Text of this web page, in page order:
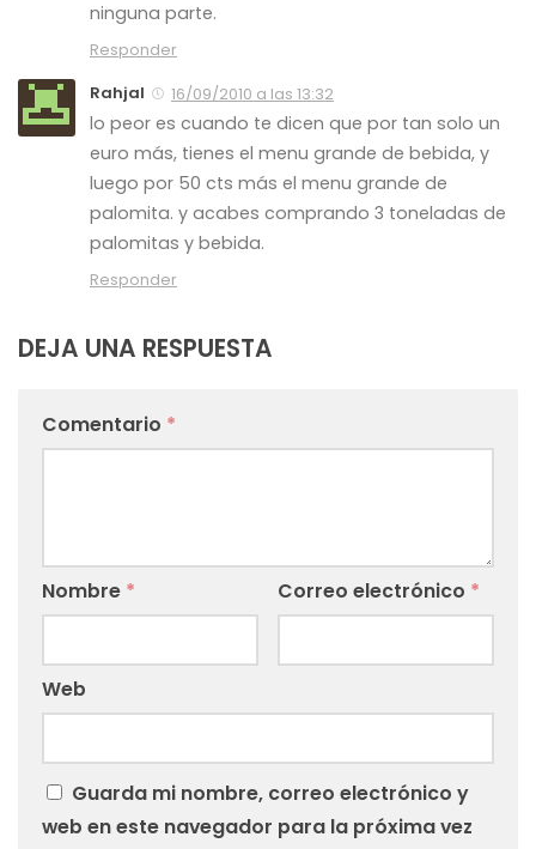
ninguna parte.
Responder
Rahjal
16/09/2010 a las 13:32
lo peor es cuando te dicen que por tan solo un
euro más, tienes el menu grande de bebida, y
luego por 50 cts más el menu grande de
palomita. y acabes comprando 3 toneladas de
palomitas y bebida.
Responder
DEJA UNA RESPUESTA
Comentario *
Nombre * Correo electrónico *
Web
Guarda mi nombre, correo electrónico y
web en este navegador para la próxima vez